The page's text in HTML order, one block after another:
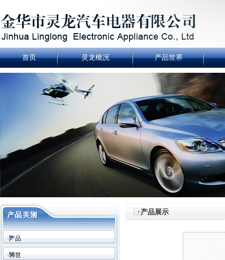
首页 灵龙概况 产品世界
产品
博世
产品展示